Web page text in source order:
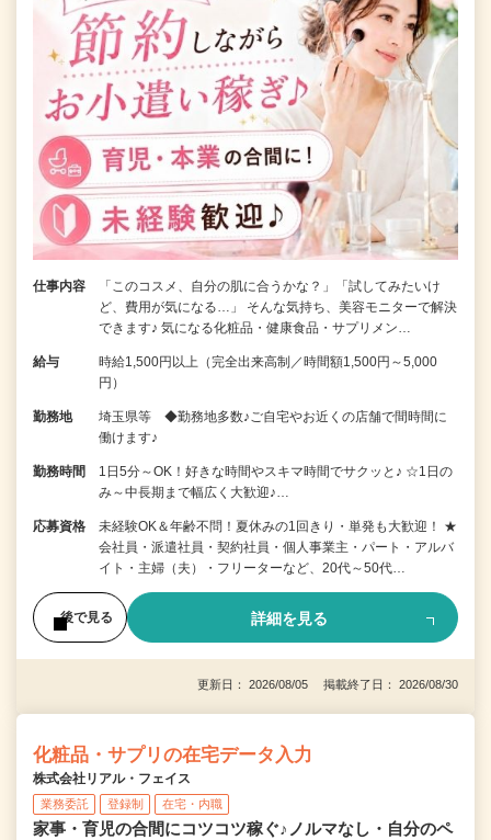
仕事内容
「このコスメ、自分の肌に合うかな？」「試してみたいけ
ど、費用が気になる…」 そんな気持ち、美容モニターで解決
できます♪ 気になる化粧品・健康食品・サプリメン…
給与
時給1,500円以上（完全出来高制／時間額1,500円～5,000
円）
勤務地
埼玉県等 ◆勤務地多数♪ご自宅やお近くの店舗で間時間に
働けます♪
勤務時間
1日5分～OK！好きな時間やスキマ時間でサクッと♪ ☆1日の
み～中長期まで幅広く大歓迎♪…
応募資格
未経験OK＆年齢不問！夏休みの1回きり・単発も大歓迎！ ★
会社員・派遣社員・契約社員・個人事業主・パート・アルバ
イト・主婦（夫）・フリーターなど、20代～50代…
後で見る 詳細を見る
更新日： 2026/08/05 掲載終了日： 2026/08/30
化粧品・サプリの在宅データ入力
株式会社リアル・フェイス
業務委託 登録制 在宅・内職
家事・育児の合間にコツコツ稼ぐ♪ノルマなし・自分のペ